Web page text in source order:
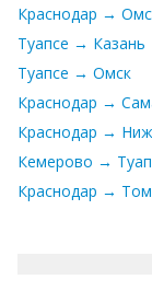
Краснодар →
Туапсе → Казань
Туапсе → Омск
Краснодар →
Краснодар →
Кемерово →
Краснодар →